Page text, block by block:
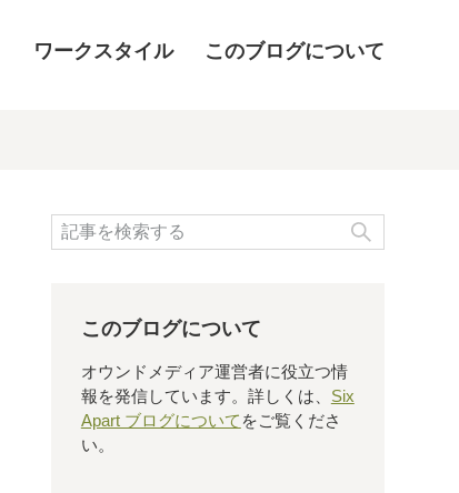
ワークスタイル このブログについて
このブログについて
オウンドメディア運営者に役立つ情
報を発信しています。詳しくは、 Six
Apart ブログについて をご覧くださ
い。